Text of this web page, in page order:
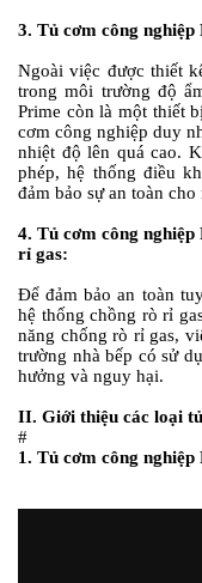
3. Tủ cơm công
Ngoài việc được thiết
trong môi trường độ
Prime còn là một thiết
cơm công nghiệp duy
nhiệt độ lên quá cao.
phép, hệ thống điều
đảm bảo sự an toàn
4. Tủ cơm công
rỉ gas:
Để đảm bảo an toàn
hệ thống chồng rò rỉ
năng chống rò rỉ gas,
trường nhà bếp có sử
hưởng và nguy hại.
II. Giới thiệu các loại
#
1. Tủ cơm công